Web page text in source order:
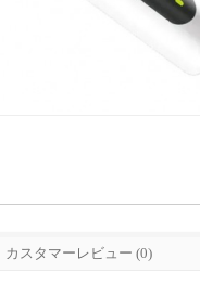
カスタマーレビュー (0)